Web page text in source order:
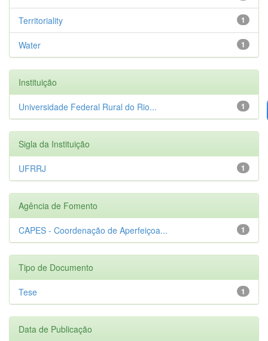
1
Territoriality
1
Water
Instituição
1
Universidade Federal Rural do Rio...
Sigla da Instituição
1
UFRRJ
Agência de Fomento
1
CAPES - Coordenação de Aperfeiçoa...
Tipo de Documento
1
Tese
Data de Publicação